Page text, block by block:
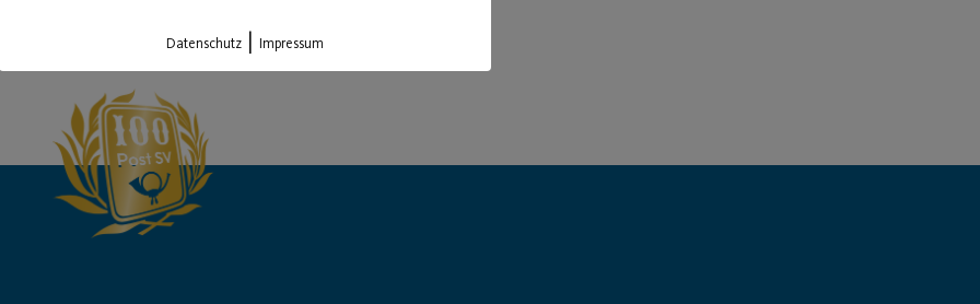
Datenschutz | Impressum